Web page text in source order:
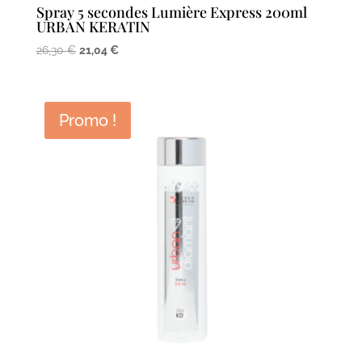
Spray 5 secondes Lumière Express 200ml
URBAN KERATIN
26,30€ Le
était :
26,30 €.
21,04€Le
est :
Promo !